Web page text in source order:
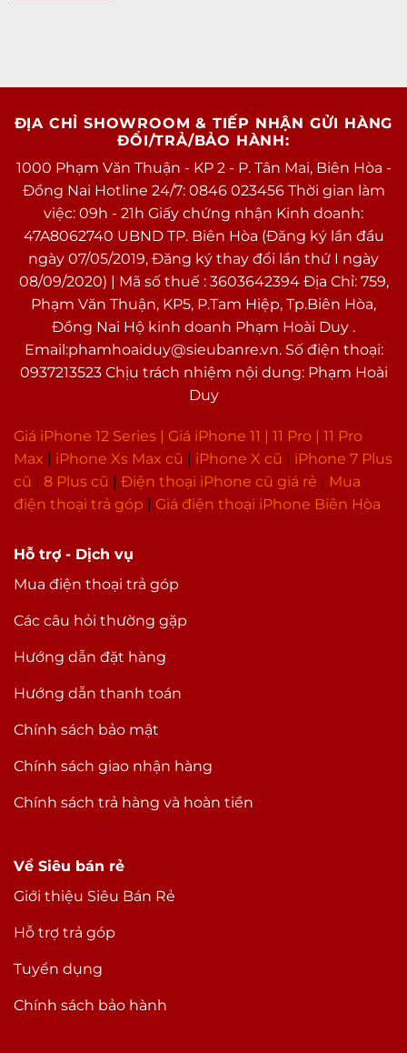
Hỗ trợ - Dịch vụ
Mua điện thoại trả góp
Các câu hỏi thường gặp
Hướng dẫn đặt hàng
Hướng dẫn thanh toán
Chính sách bảo mật
Chính sách giao nhận hàng
Chính sách trả hàng và hoàn tiền
Về Siêu bán rẻ
Giới thiệu Siêu Bán Rẻ
Hỗ trợ trả góp
Tuyển dụng
Chính sách bảo hành
ĐỊA CHỈ SHOWROOM & TIẾP NHẬN GỬI HÀNG
ĐỔI/TRẢ/BẢO HÀNH:
1000 Phạm Văn Thuận - KP 2 - P. Tân Mai, Biên Hòa -
Đồng Nai Hotline 24/7: 0846 023456 Thời gian làm
việc: 09h - 21h Giấy chứng nhận Kinh doanh:
47A8062740 UBND TP. Biên Hòa (Đăng ký lần đầu
ngày 07/05/2019, Đăng ký thay đổi lần thứ I ngày
08/09/2020) | Mã số thuế : 3603642394 Địa Chỉ: 759,
Phạm Văn Thuận, KP5, P.Tam Hiệp, Tp.Biên Hòa,
Đồng Nai Hộ kinh doanh Phạm Hoài Duy .
Email:phamhoaiduy@sieubanre.vn. Số điện thoại:
0937213523 Chịu trách nhiệm nội dung: Phạm Hoài
Duy
Giá iPhone 12 Series | Giá iPhone 11 11 Pro
11 Pro
Max
iPhone Xs Max cũ iPhone X cũ
iPhone 7 Plus
cũ
8 Plus cũ Điện thoại iPhone cũ giá rẻ
Mua
điện thoại trả góp
Giá điện thoại iPhone Biên Hòa